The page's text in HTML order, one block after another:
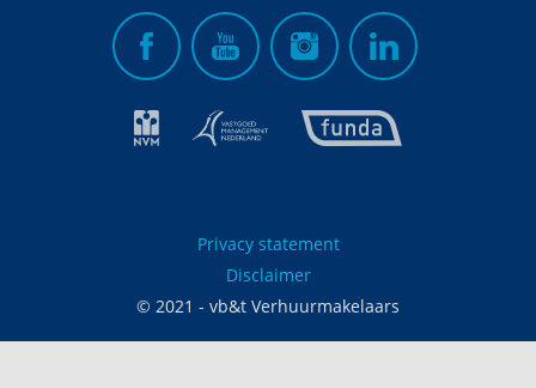
Privacy statement
Disclaimer
© 2021 - vb&t Verhuurmakelaars